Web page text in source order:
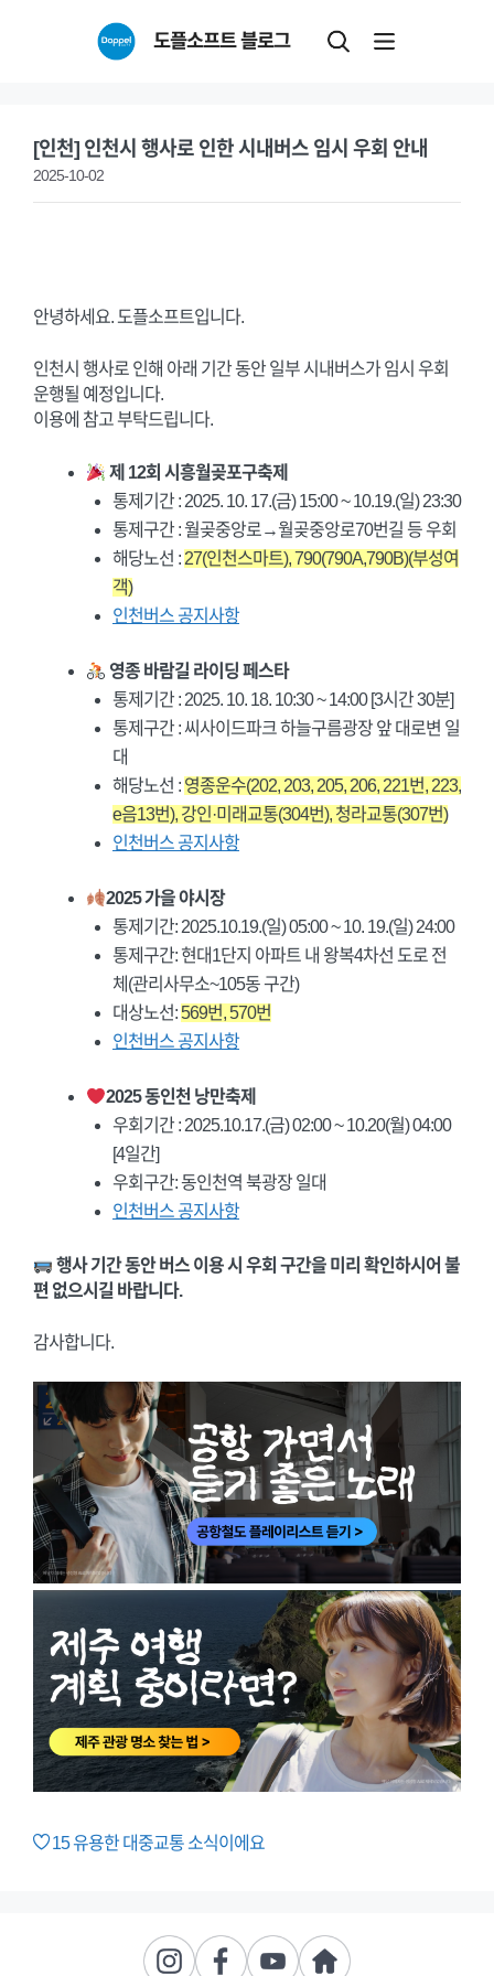
도플소프트 블로그
[인천] 인천시 행사로 인한 시내버스 임시 우회 안내
2025-10-02
안녕하세요. 도플소프트입니다.
인천시 행사로 인해 아래 기간 동안 일부 시내버스가 임시 우회
운행될 예정입니다.
이용에 참고 부탁드립니다.
제 12회 시흥월곶포구축제
통제기간 : 2025. 10. 17.(금) 15:00 ~ 10.19.(일) 23:30
통제구간 : 월곶중앙로→월곶중앙로70번길 등 우회
해당노선 : 27(인천스마트), 790(790A,790B)(부성여
객)
인천버스 공지사항
영종 바람길 라이딩 페스타
통제기간 : 2025. 10. 18. 10:30 ~ 14:00 [3시간 30분]
통제구간 : 씨사이드파크 하늘구름광장 앞 대로변 일
대
해당노선 : 영종운수(202, 203, 205, 206, 221번, 223,
e음13번), 강인·미래교통(304번), 청라교통(307번)
인천버스 공지사항
2025 가을 야시장
통제기간: 2025.10.19.(일) 05:00 ~ 10. 19.(일) 24:00
통제구간: 현대1단지 아파트 내 왕복4차선 도로 전
체(관리사무소~105동 구간)
대상노선:569번, 570번
인천버스 공지사항
2025 동인천 낭만축제
우회기간 : 2025.10.17.(금) 02:00 ~ 10.20(월) 04:00
[4일간]
우회구간: 동인천역 북광장 일대
인천버스 공지사항
행사 기간 동안 버스 이용 시 우회 구간을 미리 확인하시어 불
편 없으시길 바랍니다.
감사합니다.
15유용한 대중교통 소식이에요